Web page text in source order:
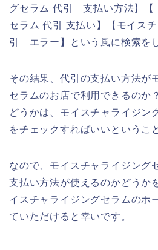
グセラム 代引 支払い方法】【
セラム 代引 支払い】【モイス
引 エラー】という風に検索を
その結果、代引の支払い方法が
セラムのお店で利用できるのか
どうかは、モイスチャライジン
をチェックすればいいというこ
なので、モイスチャライジング
支払い方法が使えるのかどうか
イスチャライジングセラムのホ
ていただけると幸いです。